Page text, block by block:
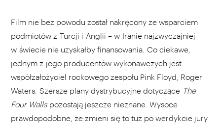
Film nie bez powodu został nakręcony ze wsparciem
podmiotów z Turcji i Anglii – w Iranie najzwyczajniej
w świecie nie uzyskałby finansowania. Co ciekawe,
jednym z jego producentów wykonawczych jest
współzałożyciel rockowego zespołu Pink Floyd, Roger
Waters. Szersze plany dystrybucyjne dotyczące The
Four Walls pozostają jeszcze nieznane. Wysoce
prawdopodobne, że zmieni się to tuż po werdykcie jury